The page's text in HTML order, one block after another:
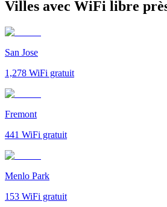
Villes avec WiFi libre
San Jose
1,278 WiFi gratuit
Fremont
441 WiFi gratuit
Menlo Park
153 WiFi gratuit